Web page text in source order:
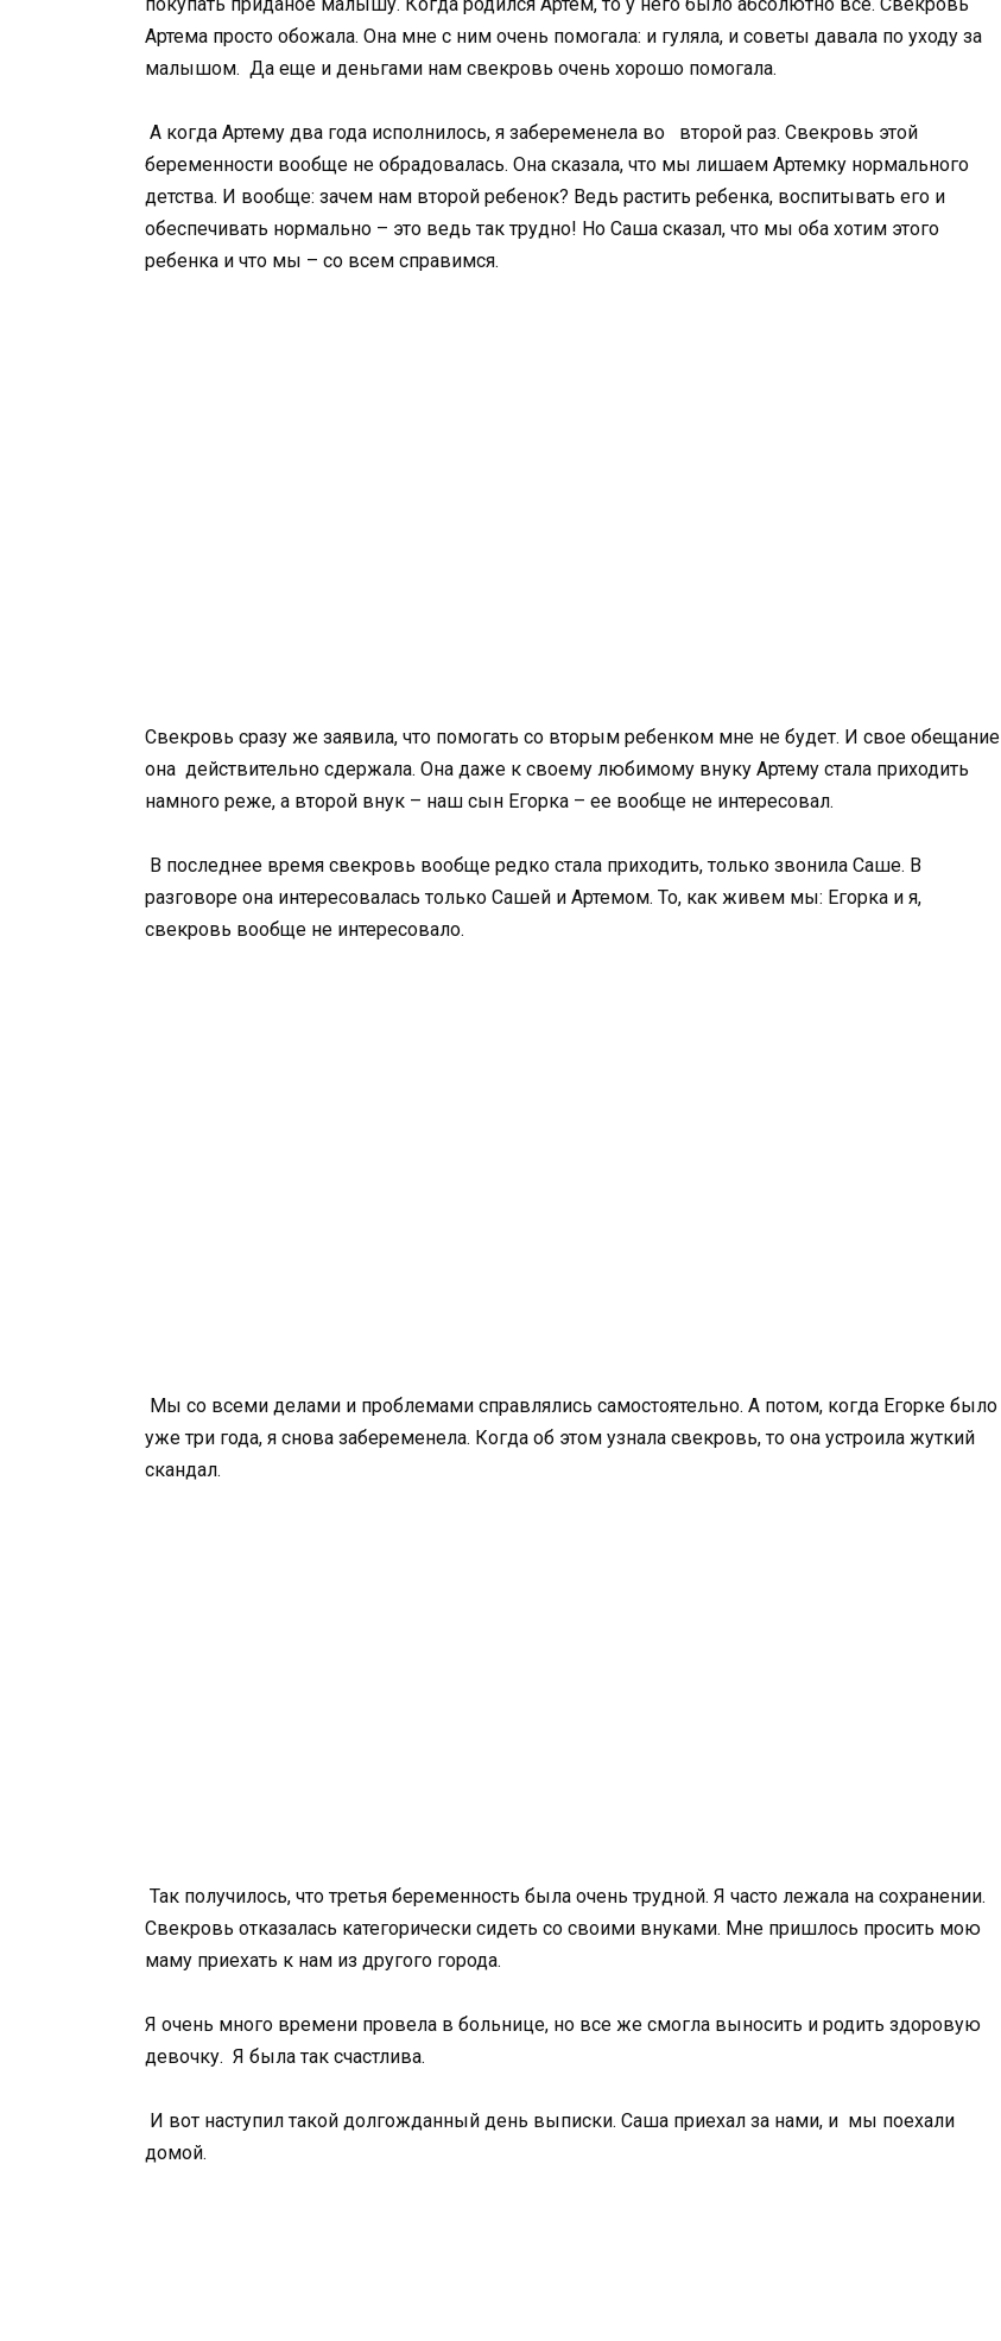
Артема просто обожала. Она мне с ним очень помогала: и гуляла, и советы давала по уходу за
малышом. Да еще и деньгами нам свекровь очень хорошо помогала.
А когда Артему два года исполнилось, я забеременела во второй раз. Свекровь этой
беременности вообще не обрадовалась. Она сказала, что мы лишаем Артемку нормального
детства. И вообще: зачем нам второй ребенок? Ведь растить ребенка, воспитывать его и
обеспечивать нормально – это ведь так трудно! Но Саша сказал, что мы оба хотим этого
ребенка и что мы – со всем справимся.
Свекровь сразу же заявила, что помогать со вторым ребенком мне не будет. И свое обещание
она действительно сдержала. Она даже к своему любимому внуку Артему стала приходить
намного реже, а второй внук – наш сын Егорка – ее вообще не интересовал.
В последнее время свекровь вообще редко стала приходить, только звонила Саше. В
разговоре она интересовалась только Сашей и Артемом. То, как живем мы: Егорка и я,
свекровь вообще не интересовало.
Мы со всеми делами и проблемами справлялись самостоятельно. А потом, когда Егорке было
уже три года, я снова забеременела. Когда об этом узнала свекровь, то она устроила жуткий
скандал.
Так получилось, что третья беременность была очень трудной. Я часто лежала на сохранении.
Свекровь отказалась категорически сидеть со своими внуками. Мне пришлось просить мою
маму приехать к нам из другого города.
Я очень много времени провела в больнице, но все же смогла выносить и родить здоровую
девочку. Я была так счастлива.
И вот наступил такой долгожданный день выписки. Саша приехал за нами, и мы поехали
домой.